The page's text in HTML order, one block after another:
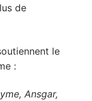
de
le
:
Ansgar,